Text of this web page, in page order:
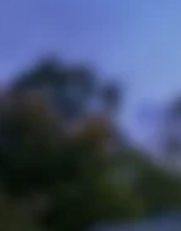
genießen, zur
die wohltuende
und tanken Sie
Thermalhotel Kemper
Sie Wellness pur im